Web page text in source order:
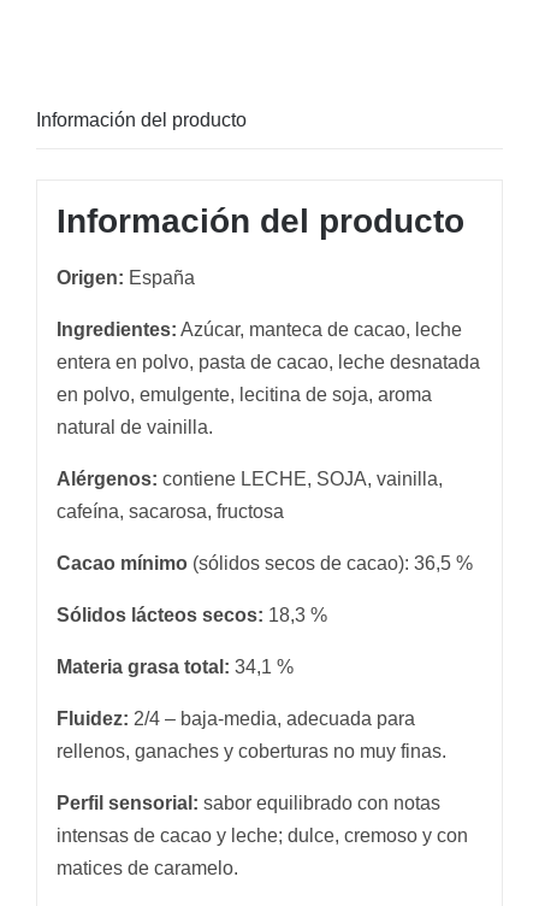
Información del producto
Información del producto
Origen: España
Ingredientes: Azúcar, manteca de cacao, leche
entera en polvo, pasta de cacao, leche desnatada
en polvo, emulgente, lecitina de soja, aroma
natural de vainilla.
Alérgenos: contiene LECHE, SOJA, vainilla,
cafeína, sacarosa, fructosa
Cacao mínimo(sólidos secos de cacao): 36,5 %
Sólidos lácteos secos: 18,3 %
Materia grasa total: 34,1 %
Fluidez: 2/4 – baja-media, adecuada para
rellenos, ganaches y coberturas no muy finas.
Perfil sensorial: sabor equilibrado con notas
intensas de cacao y leche; dulce, cremoso y con
matices de caramelo.